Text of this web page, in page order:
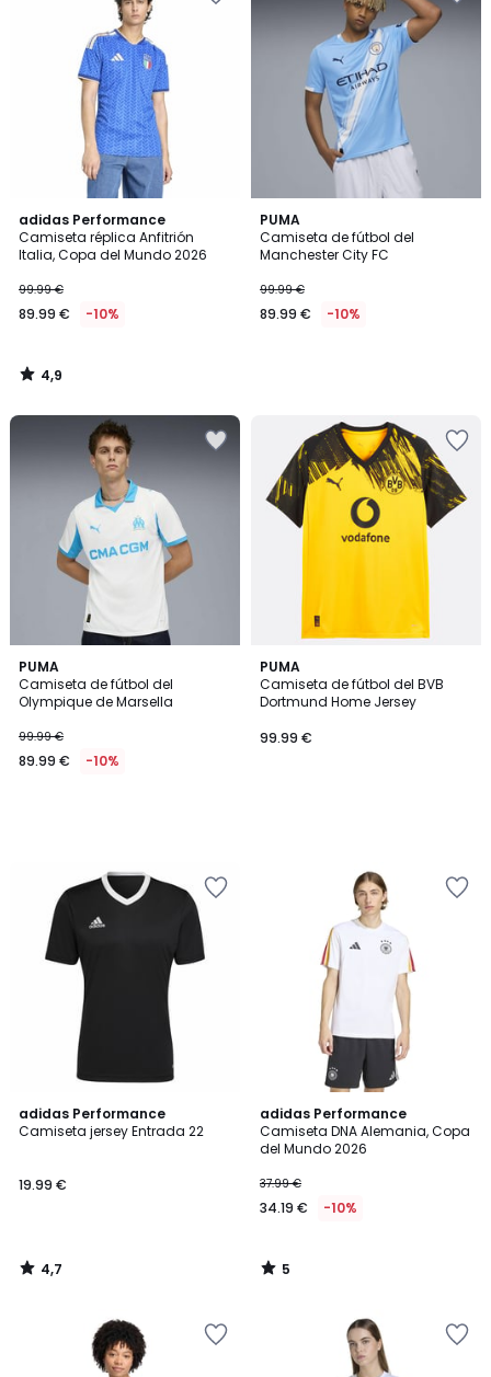
adidas Performance
Camiseta réplica Anfitrión
Italia, Copa del Mundo 2026
99.99 €
89.99 € -10%
4,9
/ 5
4,9
/
PUMA
Camiseta de fútbol del
Manchester City FC
99.99 €
89.99 € -10%
PUMA
Camiseta de fútbol del
Olympique de Marsella
99.99 €
89.99 € -10%
PUMA
Camiseta de fútbol del BVB
Dortmund Home Jersey
99.99 €
adidas Performance
Camiseta jersey Entrada 22
19.99 €
4,7
/ 5
4,7
/
adidas Performance
Camiseta DNA Alemania, Copa
del Mundo 2026
37.99 €
34.19 € -10%
5
/
5
5
/